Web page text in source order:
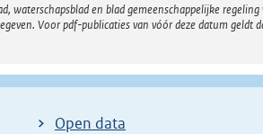
waterschapsblad en blad gemeenschappelijke
Voor pdf-publicaties van vóór deze datum geldt
Open data